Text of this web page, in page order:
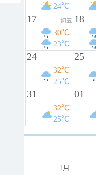
24℃
17 初五
30℃
23℃
18
24
32℃
25℃
25
31
32℃
25℃
01
1月